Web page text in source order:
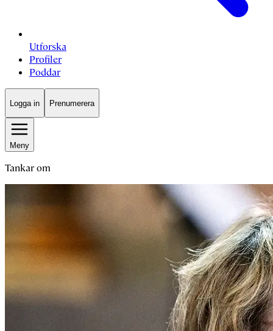
Utforska
Profiler
Poddar
Logga in Prenumerera
Meny
Tankar om